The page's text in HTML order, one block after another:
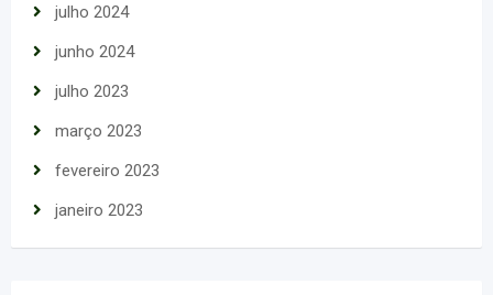
julho 2024
junho 2024
julho 2023
março 2023
fevereiro 2023
janeiro 2023